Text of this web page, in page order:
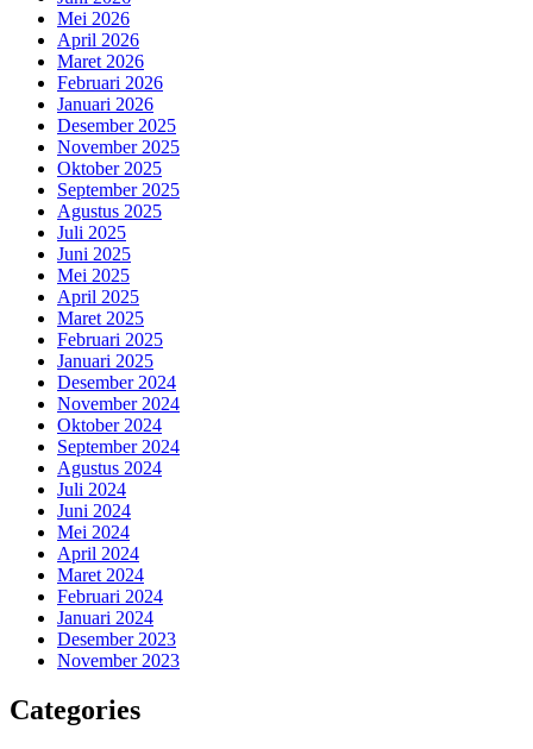
Mei 2026
April 2026
Maret 2026
Februari 2026
Januari 2026
Desember 2025
November 2025
Oktober 2025
September 2025
Agustus 2025
Juli 2025
Juni 2025
Mei 2025
April 2025
Maret 2025
Februari 2025
Januari 2025
Desember 2024
November 2024
Oktober 2024
September 2024
Agustus 2024
Juli 2024
Juni 2024
Mei 2024
April 2024
Maret 2024
Februari 2024
Januari 2024
Desember 2023
November 2023
Categories